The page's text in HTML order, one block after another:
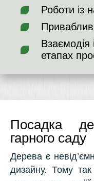
Роботи із
Взаємодія
етапах
Посадка
гарного саду
Дерева є
дизайну. Тому